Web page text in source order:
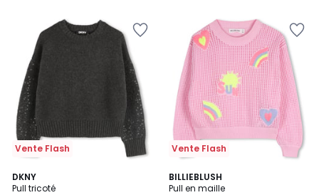
Vente Flash
DKNY
Pull tricoté
Vente Flash
BILLIEBLUSH
Pull en maille